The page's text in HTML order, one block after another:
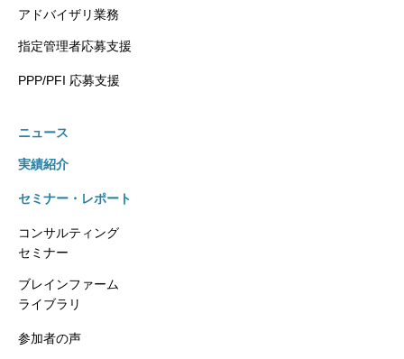
アドバイザリ業務
指定管理者応募支援
PPP/PFI 応募支援
ニュース
実績紹介
セミナー・レポート
コンサルティング
セミナー
ブレインファーム
ライブラリ
参加者の声